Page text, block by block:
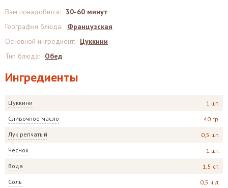
Ингредиенты
Цуккини 1 шт.
Сливочное масло 40 гр.
Лук репчатый 0,5 шт.
Чеснок 1 шт.
Вода 1,5 ст.
Соль 0,5 ч.л.
Вам понадобится:
30-60 минут
География блюда:
Французская
Основной ингредиент:
Цуккини
Тип блюда: Обед